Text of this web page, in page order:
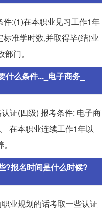
件:(1)在本职业见习工作1年
准学时数,并取得毕(结)业
门。
么条件..._电子商务_
证(四级) 报考条件: 电子商
在本职业连续工作1年以
?报名时间是什么时候?
业规划的话考取一些认证